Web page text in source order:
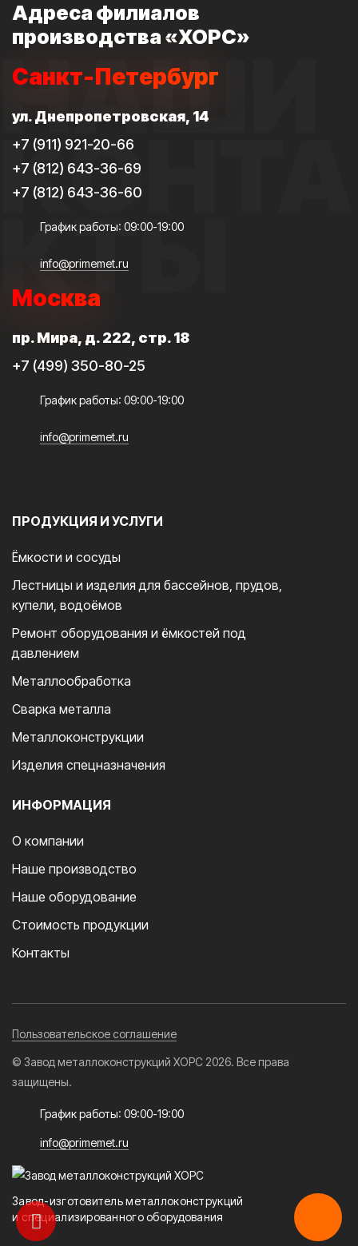
НАШИ
КОНТА
КТЫ
Адреса филиалов
производства «ХОРС»
Санкт-Петербург
ул. Днепропетровская, 14
+7 (911) 921-20-66
+7 (812) 643-36-69
+7 (812) 643-36-60
График работы: 09:00-19:00
info@primemet.ru
Москва
пр. Мира, д. 222, стр. 18
+7 (499) 350-80-25
График работы: 09:00-19:00
info@primemet.ru
ПРОДУКЦИЯ И УСЛУГИ
Ёмкости и сосуды
Лестницы и изделия для бассейнов, прудов,
купели, водоёмов
Ремонт оборудования и ёмкостей под
давлением
Металлообработка
Сварка металла
Металлоконструкции
Изделия спецназначения
ИНФОРМАЦИЯ
О компании
Наше производство
Наше оборудование
Стоимость продукции
Контакты
Пользовательское соглашение
© Завод металлоконструкций ХОРС 2026. Все права
защищены.
График работы: 09:00-19:00
info@primemet.ru
Завод-изготовитель металлоконструкций
и специализированного оборудования